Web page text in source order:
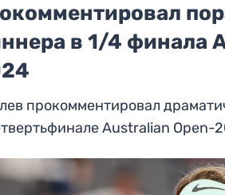
в 1/4 финала
прокомментировал
Australian Open-